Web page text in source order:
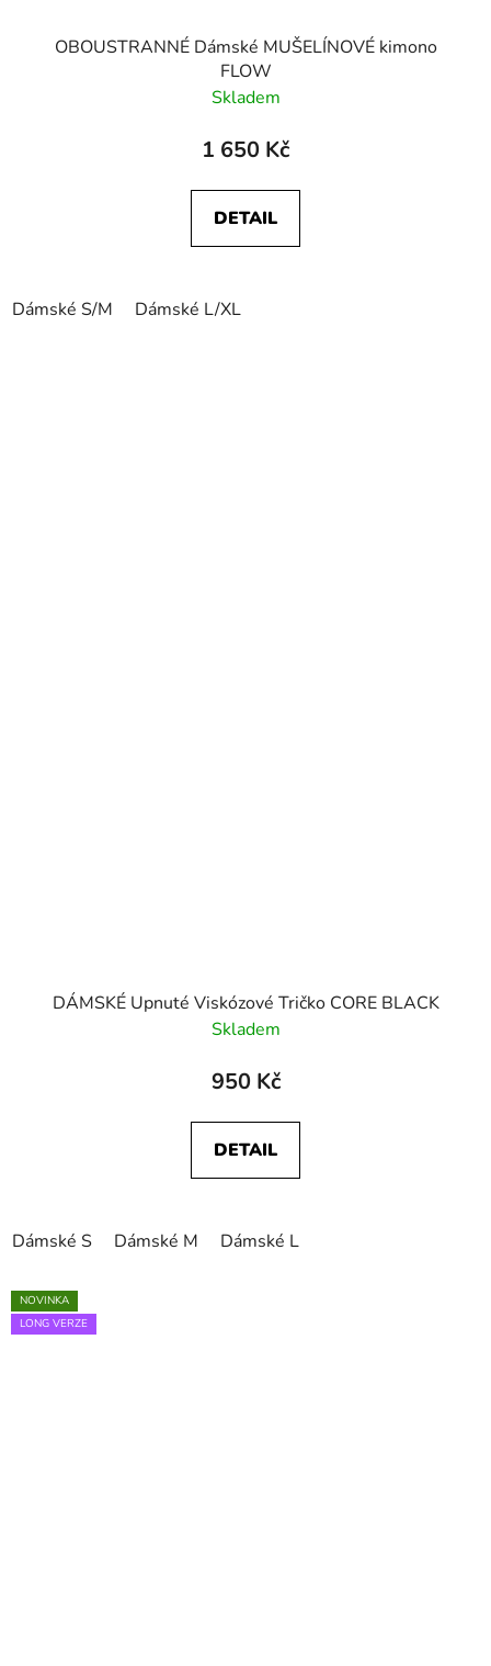
OBOUSTRANNÉ Dámské MUŠELÍNOVÉ kimono
FLOW
Skladem
1 650 Kč
DETAIL
Dámské S/M Dámské L/XL
DÁMSKÉ Upnuté Viskózové Tričko CORE BLACK
Skladem
950 Kč
DETAIL
Dámské S Dámské M Dámské L
NOVINKA
LONG VERZE